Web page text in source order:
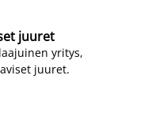
juuret
yritys,
juuret.